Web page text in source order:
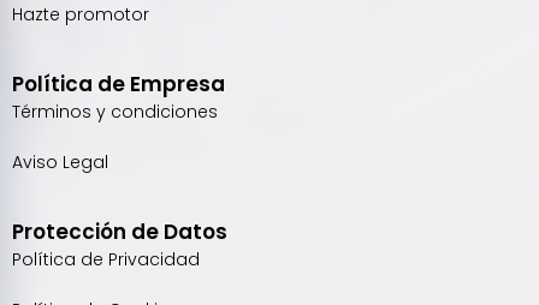
Hazte promotor
Política de Empresa
Términos y condiciones
Aviso Legal
Protección de Datos
Política de Privacidad